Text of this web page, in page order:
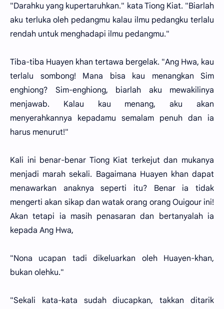
"Darahku yang kupertaruhkan." kata Tiong Kiat. "Biarlah
aku terluka oleh pedangmu kalau ilmu pedangku terlalu
rendah untuk menghadapi ilmu pedangmu."
Tiba-tiba Huayen khan tertawa bergelak. "Ang Hwa, kau
terlalu sombong! Mana bisa kau menangkan Sim
enghiong? Sim-enghiong, biarlah aku mewakilinya
menjawab. Kalau kau menang, aku akan
menyerahkannya kepadamu semalam penuh dan ia
harus menurut!"
Kali ini benar-benar Tiong Kiat terkejut dan mukanya
menjadi marah sekali. Bagaimana Huayen khan dapat
menawarkan anaknya seperti itu? Benar ia tidak
mengerti akan sikap dan watak orang orang Ouigour ini!
Akan tetapi ia masih penasaran dan bertanyalah ia
kepada Ang Hwa,
"Nona ucapan tadi dikeluarkan oleh Huayen-khan,
bukan olehku."
"Sekali kata-kata sudah diucapkan, takkan ditarik